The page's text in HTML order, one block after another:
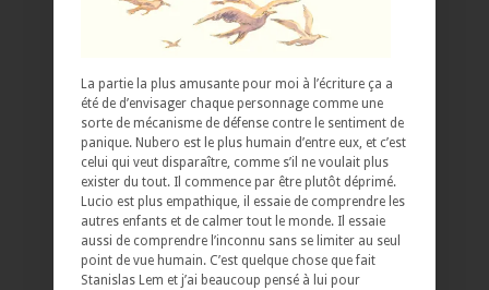
La partie la plus amusante pour moi à l’écriture ça a
été de d’envisager chaque personnage comme une
sorte de mécanisme de défense contre le sentiment de
panique. Nubero est le plus humain d’entre eux, et c’est
celui qui veut disparaître, comme s’il ne voulait plus
exister du tout. Il commence par être plutôt déprimé.
Lucio est plus empathique, il essaie de comprendre les
autres enfants et de calmer tout le monde. Il essaie
aussi de comprendre l’inconnu sans se limiter au seul
point de vue humain. C’est quelque chose que fait
Stanislas Lem et j’ai beaucoup pensé à lui pour